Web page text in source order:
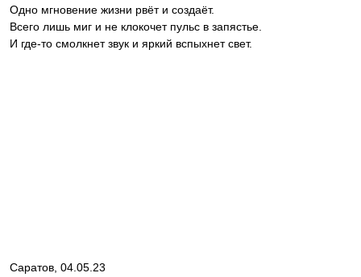
Одно мгновение жизни рвёт и создаёт.
Всего лишь миг и не клокочет пульс в запястье.
И где-то смолкнет звук и яркий вспыхнет свет.
Саратов, 04.05.23